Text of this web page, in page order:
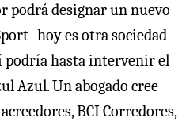
podrá designar un nuevo
-hoy es otra sociedad
podría hasta intervenir el
Azul. Un abogado cree
BCI Corredores,